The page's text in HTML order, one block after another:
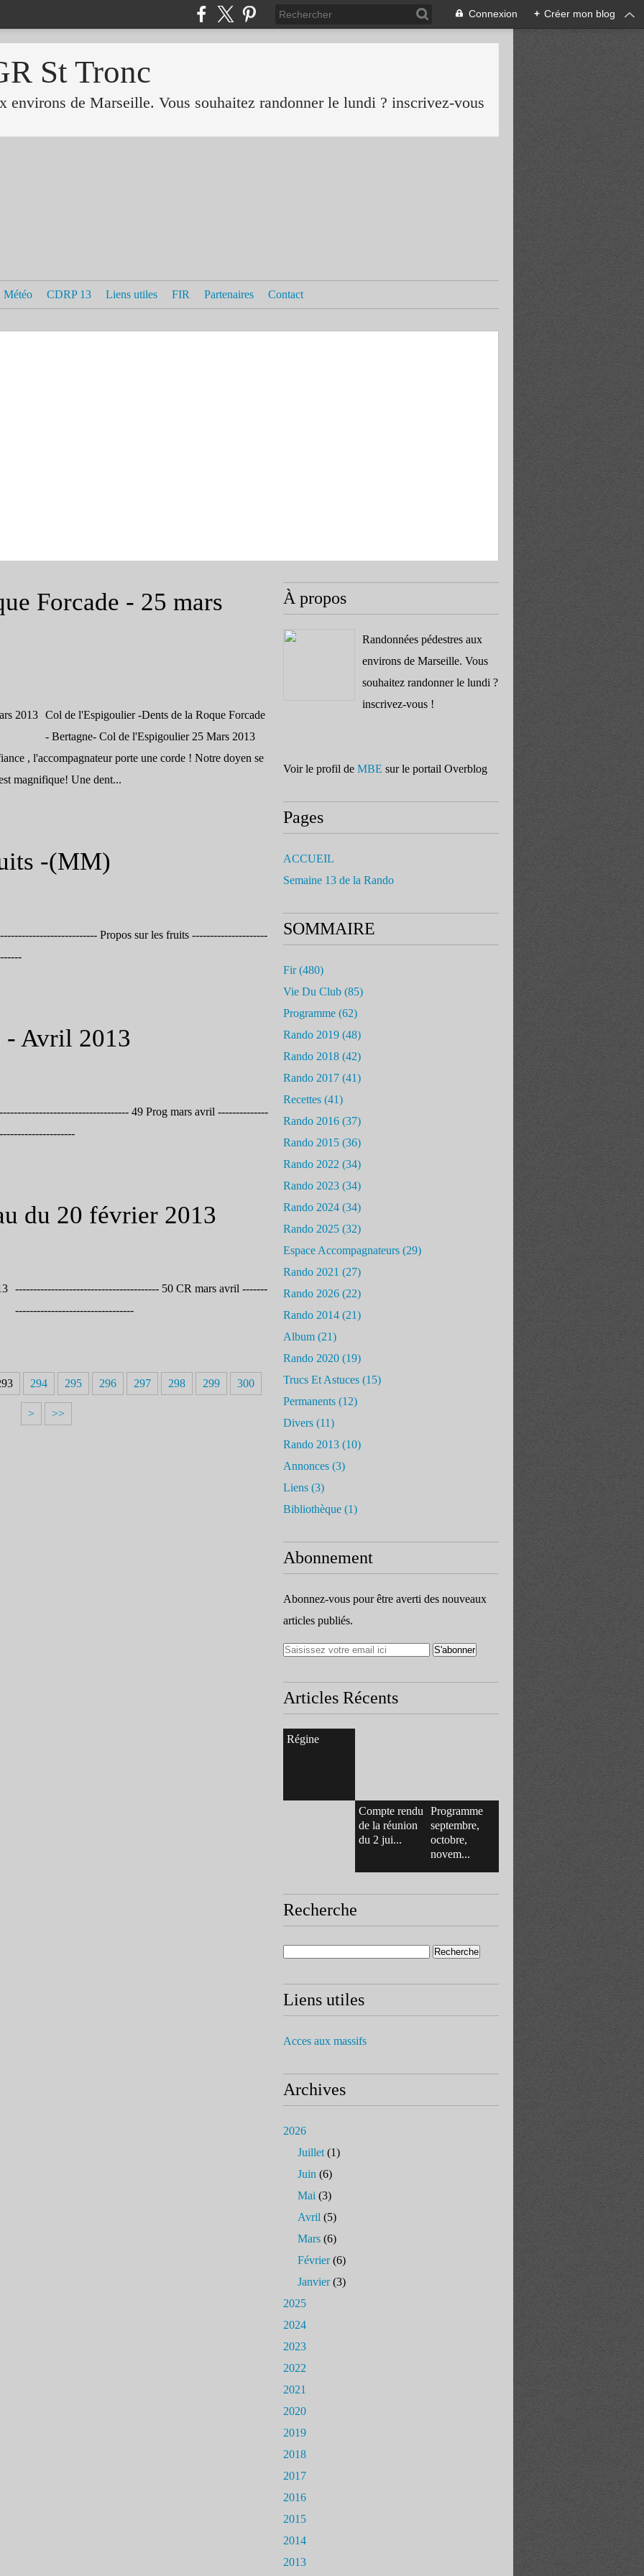
Connexion + Créer mon blog
St Tronc
environs de Marseille. Vous souhaitez randonner le lundi ? inscrivez-vous
Météo CDRP 13 Liens utiles FIR Partenaires Contact
Forcade - 25 mars
Col de l'Espigoulier -Dents de la Roque Forcade
- Bertagne- Col de l'Espigoulier 25 Mars 2013
, l'accompagnateur porte une corde ! Notre doyen se
magnifique! Une dent...
-(MM)
Propos sur les fruits ---------------------
- Avril 2013
49 Prog mars avril --------------
du 20 février 2013
---------------------------------------- 50 CR mars avril -------
---------------------------------
294 295 296 297 298 299 300
> >>
À propos
Randonnées pédestres aux
environs de Marseille. Vous
souhaitez randonner le lundi ?
inscrivez-vous !
Voir le profil de MBE sur le portail Overblog
Pages
ACCUEIL
Semaine 13 de la Rando
SOMMAIRE
Fir(480)
Vie Du Club (85)
Programme (62)
Rando 2019 (48)
Rando 2018 (42)
Rando 2017 (41)
Recettes (41)
Rando 2016 (37)
Rando 2015 (36)
Rando 2022 (34)
Rando 2023 (34)
Rando 2024 (34)
Rando 2025 (32)
Espace Accompagnateurs (29)
Rando 2021 (27)
Rando 2026 (22)
Rando 2014 (21)
Album (21)
Rando 2020 (19)
Trucs Et Astuces (15)
Permanents (12)
Divers (11)
Rando 2013 (10)
Annonces (3)
Liens (3)
Bibliothèque (1)
Abonnement
Abonnez-vous pour être averti des nouveaux
articles publiés.
Articles Récents
Régine
Compte rendu
de la réunion
du 2 jui...
Programme
septembre,
octobre,
novem...
Recherche
Liens utiles
Acces aux massifs
Archives
2026
Juillet (1)
Juin (6)
Mai (3)
Avril (5)
Mars (6)
Février(6)
Janvier(3)
2025
2024
2023
2022
2021
2020
2019
2018
2017
2016
2015
2014
2013